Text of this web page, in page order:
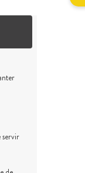
servir